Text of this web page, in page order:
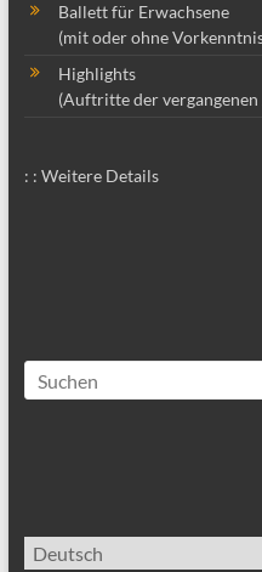
Ballett für Erwachsene
(mit oder ohne
Highlights
(Auftritte der vergangenen
: : Weitere Details
Sprache